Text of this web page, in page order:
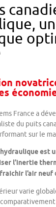
France a
du puits
sur le
est
l’inertie
l’air neuf
varie